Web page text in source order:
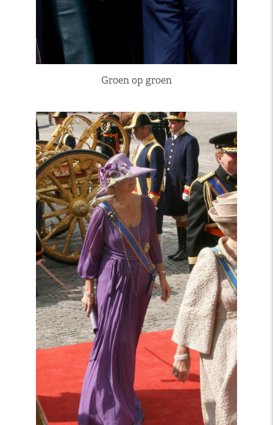
Groen op groen